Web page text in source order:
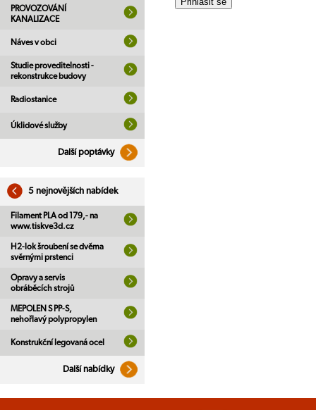
PROVOZOVÁNÍ
KANALIZACE
Náves v obci
Studie proveditelnosti -
rekonstrukce budovy
Radiostanice
Úklidové služby
Další poptávky
5 nejnovějších nabídek
Filament PLA od 179,- na
www.tiskve3d.cz
H2-lok šroubení se dvěma
svěrnými prstenci
Opravy a servis
obráběcích strojů
MEPOLEN S PP-S,
nehořlavý polypropylen
Konstrukční legovaná ocel
Další nabídky